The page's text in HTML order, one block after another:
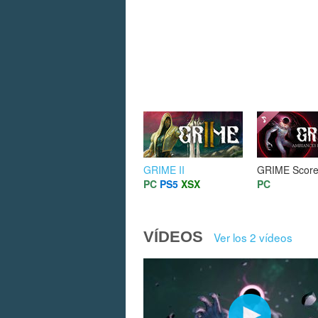
GRIME II
PC PS5 XSX
GRIME Score
PC
VÍDEOS Ver los 2 vídeos